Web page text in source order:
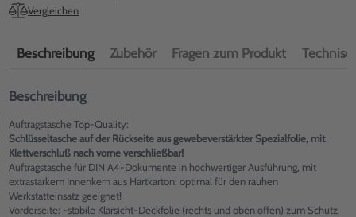
Vergleichen
Beschreibung Zubehör Fragen zum Produkt
Beschreibung
Auftragstasche Top-Quality:
Schlüsseltasche auf der Rückseite aus gewebeverstärkter Spezialfolie, mit
Klettverschluß nach vorne verschließbar!
Auftragstasche für DIN A4-Dokumente in hochwertiger Ausführung, mit
extrastarkem Innenkern aus Hartkarton: optimal für den rauhen
Werkstatteinsatz geeignet!
Vorderseite: -stabile Klarsicht-Deckfolie (rechts und oben offen) zum Schutz